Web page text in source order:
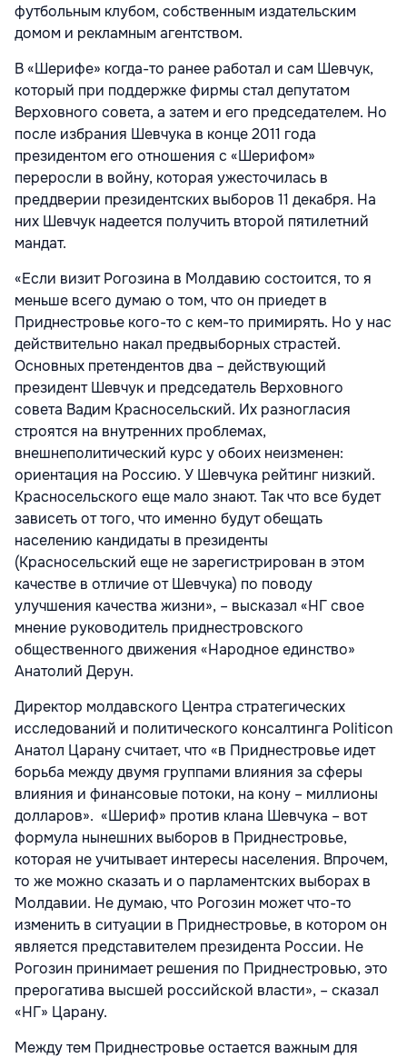
футбольным клубом, собственным издательским
домом и рекламным агентством.
В «Шерифе» когда-то ранее работал и сам Шевчук,
который при поддержке фирмы стал депутатом
Верховного совета, а затем и его председателем. Но
после избрания Шевчука в конце 2011 года
президентом его отношения с «Шерифом»
переросли в войну, которая ужесточилась в
преддверии президентских выборов 11 декабря. На
них Шевчук надеется получить второй пятилетний
мандат.
«Если визит Рогозина в Молдавию состоится, то я
меньше всего думаю о том, что он приедет в
Приднестровье кого-то с кем-то примирять. Но у нас
действительно накал предвыборных страстей.
Основных претендентов два – действующий
президент Шевчук и председатель Верховного
совета Вадим Красносельский. Их разногласия
строятся на внутренних проблемах,
внешнеполитический курс у обоих неизменен:
ориентация на Россию. У Шевчука рейтинг низкий.
Красносельского еще мало знают. Так что все будет
зависеть от того, что именно будут обещать
населению кандидаты в президенты
(Красносельский еще не зарегистрирован в этом
качестве в отличие от Шевчука) по поводу
улучшения качества жизни», – высказал «НГ свое
мнение руководитель приднестровского
общественного движения «Народное единство»
Анатолий Дерун.
Директор молдавского Центра стратегических
исследований и политического консалтинга Politicon
Анатол Царану считает, что «в Приднестровье идет
борьба между двумя группами влияния за сферы
влияния и финансовые потоки, на кону – миллионы
долларов». «Шериф» против клана Шевчука – вот
формула нынешних выборов в Приднестровье,
которая не учитывает интересы населения. Впрочем,
то же можно сказать и о парламентских выборах в
Молдавии. Не думаю, что Рогозин может что-то
изменить в ситуации в Приднестровье, в котором он
является представителем президента России. Не
Рогозин принимает решения по Приднестровью, это
прерогатива высшей российской власти», – сказал
«НГ» Царану.
Между тем Приднестровье остается важным для